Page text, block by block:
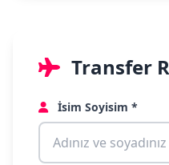
Transfer
İsim Soyisim *